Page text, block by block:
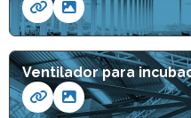
Ventilador para